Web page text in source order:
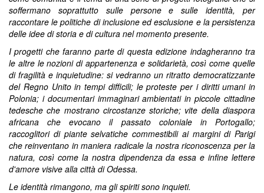
soffermano soprattutto sulle persone e sulle identità, per
raccontare le politiche di inclusione ed esclusione e la persistenza
delle idee di storia e di cultura nel momento presente.
I progetti che faranno parte di questa edizione indagheranno tra
le altre le nozioni di appartenenza e solidarietà, così come quelle
di fragilità e inquietudine: si vedranno un ritratto democratizzante
del Regno Unito in tempi difficili; le proteste per i diritti umani in
Polonia; i documentari immaginari ambientati in piccole cittadine
tedesche che mostrano circostanze storiche; vite della diaspora
africana che evocano il passato coloniale in Portogallo;
raccoglitori di piante selvatiche commestibili ai margini di Parigi
che reinventano in maniera radicale la nostra riconoscenza per la
natura, così come la nostra dipendenza da essa e infine lettere
d'amore visive alla città di Odessa.
Le identità rimangono, ma gli spiriti sono inquieti.